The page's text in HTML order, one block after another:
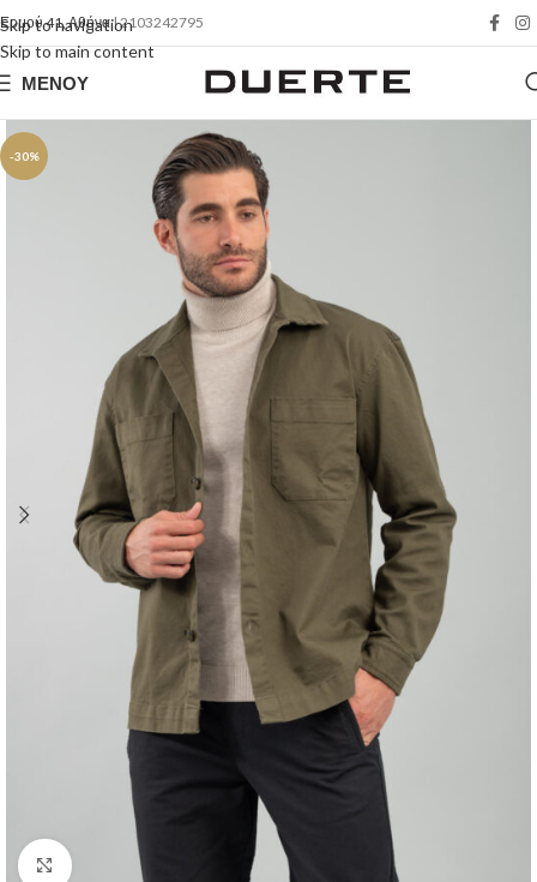
Skip to navigation
Skip to main content
Ερμού 41, Αθήνα| 2103242795
ΜΕΝΟΎ
-30%
Κλικ για μεγέθυνση